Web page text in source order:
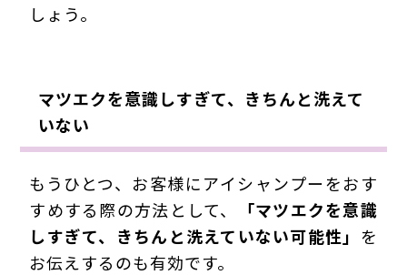
しょう。
マツエクを意識しすぎて、きちんと洗えて
いない
もうひとつ、お客様にアイシャンプーをおす
すめする際の方法として、
「マツエクを意識
しすぎて、きちんと洗えていない可能性」 を
お伝えするのも有効です。